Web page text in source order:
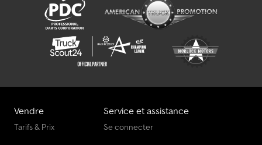
Vendre
Tarifs & Prix
Service et assistance
Se connecter